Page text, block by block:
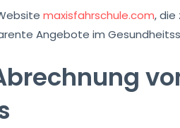
maxisfahrschule.com, die
Angebote im